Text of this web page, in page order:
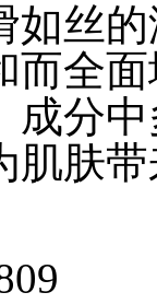
如丝
而全
成分
肌肤